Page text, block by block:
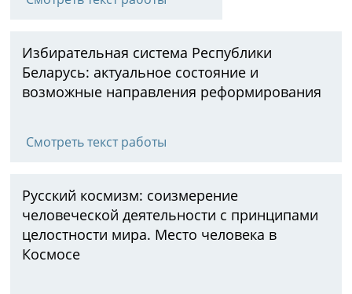
Избирательная система Республики
Беларусь: актуальное состояние и
возможные направления реформирования
Смотреть текст работы
Русский космизм: соизмерение
человеческой деятельности с принципами
целостности мира. Место человека в
Космосе